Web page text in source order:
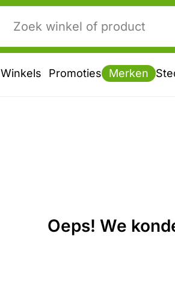
Winkels Promoties Merken
Oeps! We